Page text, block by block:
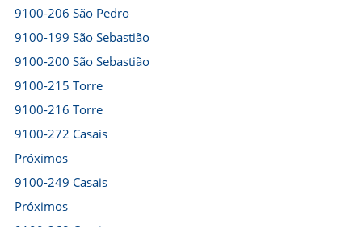
9100-206 São Pedro
9100-199 São Sebastião
9100-200 São Sebastião
9100-215 Torre
9100-216 Torre
9100-272 Casais
Próximos
9100-249 Casais
Próximos